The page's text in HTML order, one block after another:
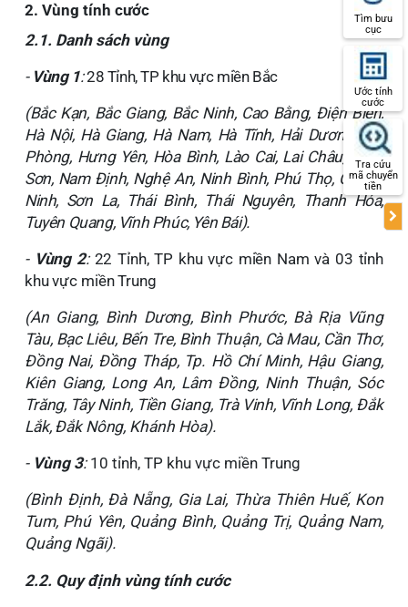
2. Vùng tính cước
2.1. Danh sách vùng
-Vùng 1:28 Tỉnh, TP khu vực miền Bắc
(Bắc Kạn, Bắc Giang, Bắc Ninh, Cao Bằng, Điện Biên,
Hà Nội, Hà Giang, Hà Nam, Hà Tĩnh, Hải Dương, Hải
Phòng, Hưng Yên, Hòa Bình, Lào Cai, Lai Châu, Lạng
Sơn, Nam Định, Nghệ An, Ninh Bình, Phú Thọ, Quảng
Ninh, Sơn La, Thái Bình, Thái Nguyên, Thanh Hóa,
Tuyên Quang, Vĩnh Phúc, Yên Bái).
-Vùng 2: 22 Tỉnh, TP khu vực miền Nam và 03 tỉnh
khu vực miền Trung
(An Giang, Bình Dương, Bình Phước, Bà Rịa Vũng
Tàu, Bạc Liêu, Bến Tre, Bình Thuận, Cà Mau, Cần Thơ,
Đồng Nai, Đồng Tháp, Tp. Hồ Chí Minh, Hậu Giang,
Kiên Giang, Long An, Lâm Đồng, Ninh Thuận, Sóc
Trăng, Tây Ninh, Tiền Giang, Trà Vinh, Vĩnh Long, Đắk
Lắk, Đắk Nông, Khánh Hòa).
- Vùng 3:10 tỉnh, TP khu vực miền Trung
(Bình Định, Đà Nẵng, Gia Lai, Thừa Thiên Huế, Kon
Tum, Phú Yên, Quảng Bình, Quảng Trị, Quảng Nam,
Quảng Ngãi).
2.2. Quy định vùng tính cước
Tìm bưu
cục
Ước tính
cước
Tra cứu
mã chuyển
tiền